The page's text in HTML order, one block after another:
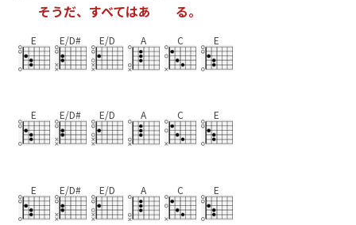
そうだ、 すべてはあ る。
E E/D# E/D A C E
E E/D# E/D A C E
E E/D# E/D A C E